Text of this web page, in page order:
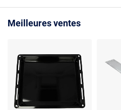
Meilleures ventes